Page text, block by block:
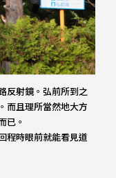
反射鏡。弘前所到之
而且理所當然地大方
已。
程時眼前就能看見道